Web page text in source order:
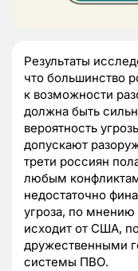
Результаты
что большинство
к возможности
должна быть
вероятность
допускают
трети россиян
любым
недостаточно
угроза, по
исходит от США,
дружественными
системы ПВО.